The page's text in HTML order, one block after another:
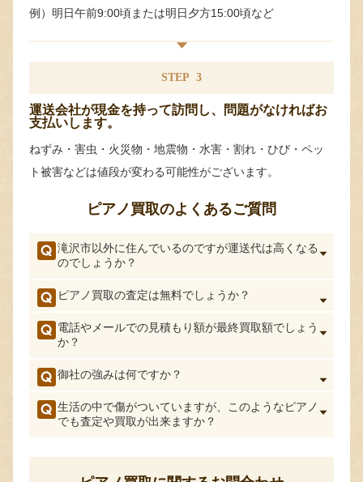
例）明日午前9:00頃または明日夕方15:00頃など
STEP 3
運送会社が現金を持って訪問し、問題がなければお
支払いします。
ねずみ・害虫・火災物・地震物・水害・割れ・ひび・ペッ
ト被害などは値段が変わる可能性がございます。
ピアノ買取のよくあるご質問
滝沢市以外に住んでいるのですが運送代は高くなる
のでしょうか？
ピアノ買取の査定は無料でしょうか？
電話やメールでの見積もり額が最終買取額でしょう
か？
御社の強みは何ですか？
生活の中で傷がついていますが、このようなピアノ
でも査定や買取が出来ますか？